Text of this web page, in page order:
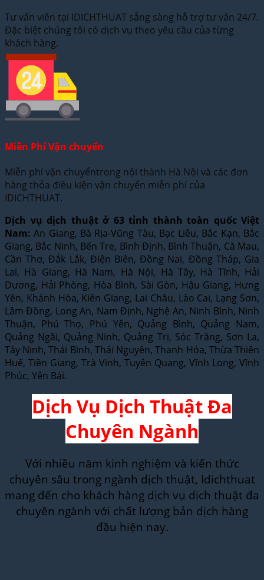
Tư vấn viên tại IDICHTHUAT sẵng sàng hỗ trợ tư vấn 24/7.
Đặc biệt chúng tôi có dịch vụ theo yêu cầu của từng
khách hàng.
Miễn Phí Vận chuyển
Miễn phí vận chuyểntrong nội thành Hà Nội và các đơn
hàng thỏa điều kiện vận chuyển miễn phí của
IDICHTHUAT.
Dịch vụ dịch thuật ở 63 tỉnh thành toàn quốc Việt
Nam: An Giang, Bà Rịa-Vũng Tàu, Bạc Liêu, Bắc Kạn, Bắc
Giang, Bắc Ninh, Bến Tre, Bình Định, Bình Thuận, Cà Mau,
Cần Thơ, Đắk Lắk, Điện Biên, Đồng Nai, Đồng Tháp, Gia
Lai, Hà Giang, Hà Nam, Hà Nội, Hà Tây, Hà Tĩnh, Hải
Dương, Hải Phòng, Hòa Bình, Sài Gòn, Hậu Giang, Hưng
Yên, Khánh Hòa, Kiên Giang, Lai Châu, Lào Cai, Lạng Sơn,
Lâm Đồng, Long An, Nam Định, Nghệ An, Ninh Bình, Ninh
Thuận, Phú Thọ, Phú Yên, Quảng Bình, Quảng Nam,
Quảng Ngãi, Quảng Ninh, Quảng Trị, Sóc Trăng, Sơn La,
Tây Ninh, Thái Bình, Thái Nguyên, Thanh Hóa, Thừa Thiên
Huế, Tiền Giang, Trà Vinh, Tuyên Quang, Vĩnh Long, Vĩnh
Phúc, Yên Bái.
Dịch Vụ Dịch Thuật Đa
Chuyên Ngành
Với nhiều năm kinh nghiệm và kiến thức
chuyên sâu trong ngành dịch thuật, Idichthuat
mang đến cho khách hàng dịch vụ dịch thuật đa
chuyên ngành với chất lượng bản dịch hàng
đầu hiện nay.